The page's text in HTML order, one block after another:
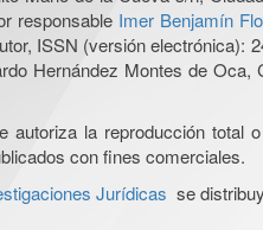
responsable Imer Benjamín
ISSN (versión electrónica):
Hernández Montes de Oca,
autoriza la reproducción total
con fines comerciales.
Jurídicas se